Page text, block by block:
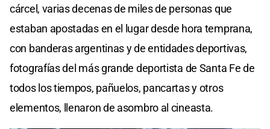
cárcel, varias decenas de miles de personas que
estaban apostadas en el lugar desde hora temprana,
con banderas argentinas y de entidades deportivas,
fotografías del más grande deportista de Santa Fe de
todos los tiempos, pañuelos, pancartas y otros
elementos, llenaron de asombro al cineasta.